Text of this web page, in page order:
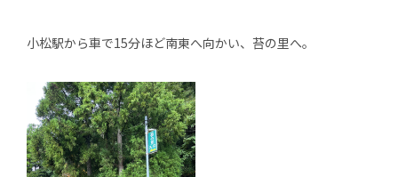
小松駅から車で15分ほど南東へ向かい、苔の里へ。